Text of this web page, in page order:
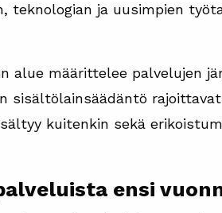
teknologian ja uusimpien
alue määrittelee palvelujen
sisältölainsäädäntö
kuitenkin sekä
ensi